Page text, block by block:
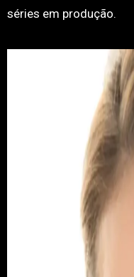
séries em produção.